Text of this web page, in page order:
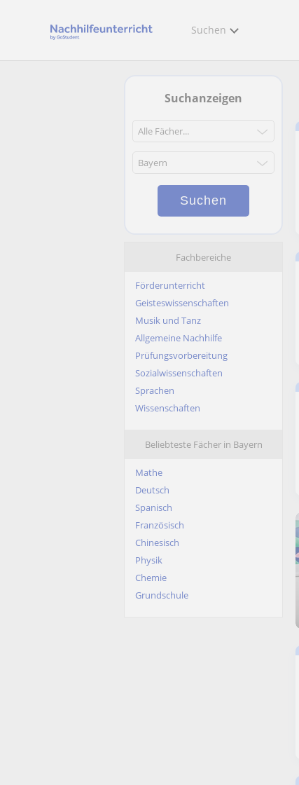
Suchen
Suchanzeigen
Fachbereiche
Förderunterricht
Geisteswissenschaften
Musik und Tanz
Allgemeine Nachhilfe
Prüfungsvorbereitung
Sozialwissenschaften
Sprachen
Wissenschaften
Beliebteste Fächer in Bayern
Mathe
Deutsch
Spanisch
Französisch
Chinesisch
Physik
Chemie
Grundschule